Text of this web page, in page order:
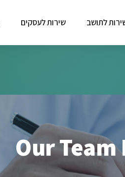
לתושב שירות לעסקים
Our Team